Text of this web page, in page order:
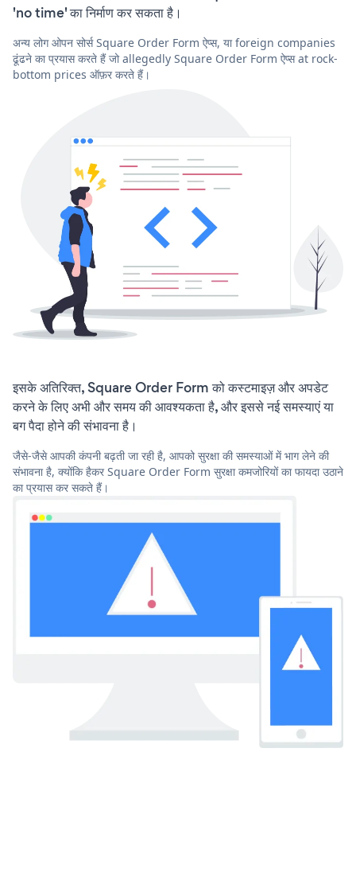
'no time' का निर्माण कर सकता है।
अन्य लोग ओपन सोर्स Square Order Form ऐप्स, या foreign companies
ढूंढने का प्रयास करते हैं जो allegedly Square Order Form ऐप्स at rock-
bottom prices ऑफ़र करते हैं।
इसके अतिरिक्त, Square Order Form को कस्टमाइज़ और अपडेट
करने के लिए अभी और समय की आवश्यकता है, और इससे नई समस्याएं या
बग पैदा होने की संभावना है।
जैसे-जैसे आपकी कंपनी बढ़ती जा रही है, आपको सुरक्षा की समस्याओं में भाग लेने की
संभावना है, क्योंकि हैकर Square Order Form सुरक्षा कमजोरियों का फायदा उठाने
का प्रयास कर सकते हैं।